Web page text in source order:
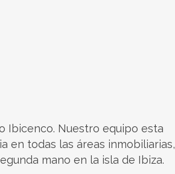
Ibicenco. Nuestro equipo esta
en todas las áreas inmobiliarias,
mano en la isla de Ibiza.